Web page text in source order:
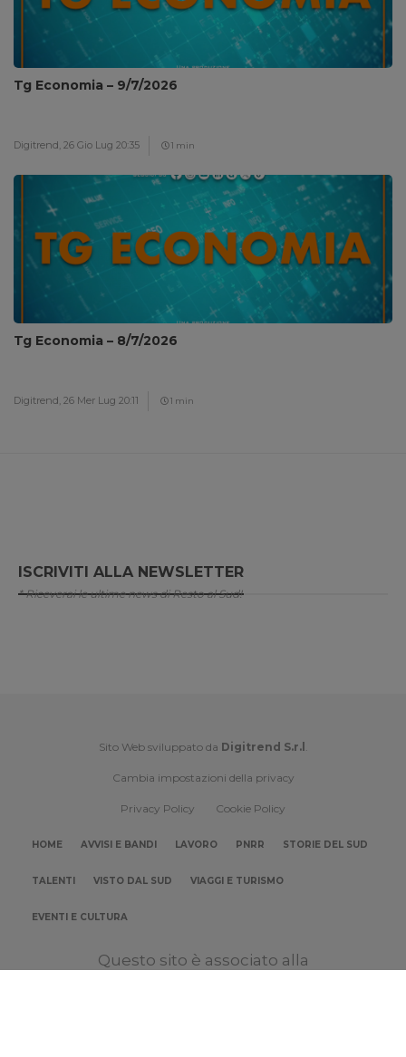
Tg Economia – 9/7/2026
Digitrend, 26 Gio Lug 20:35 1 min
Tg Economia – 8/7/2026
Digitrend, 26 Mer Lug 20:11 1 min
ISCRIVITI ALLA NEWSLETTER
* Riceverai le ultime news di Resto al Sud!
Sito Web sviluppato da Digitrend S.r.l .
Cambia impostazioni della privacy
Privacy Policy Cookie Policy
HOME AVVISI E BANDI LAVORO PNRR STORIE DEL SUD
TALENTI VISTO DAL SUD VIAGGI E TURISMO
EVENTI E CULTURA
Questo sito è associato alla